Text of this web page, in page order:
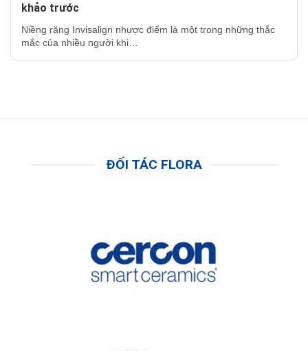
khảo trước
Niềng răng Invisalign nhược điểm là một trong những thắc
mắc của nhiều người khi…
ĐỐI TÁC FLORA